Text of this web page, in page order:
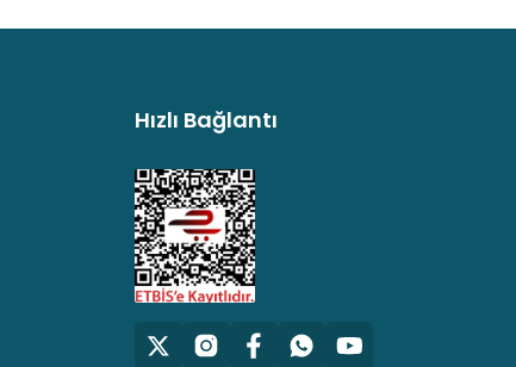
Hızlı Bağlantı